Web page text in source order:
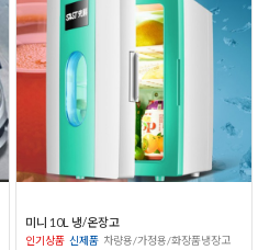
미니 10L 냉/온장고
인기상품 신제품 차량용/가정용/화장품냉장고